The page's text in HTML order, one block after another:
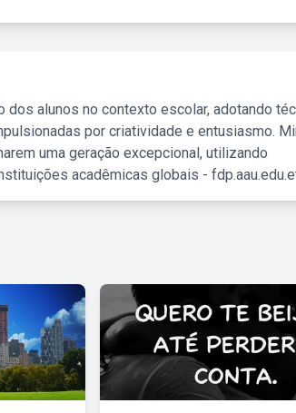
alunos no contexto escolar, adotando
por criatividade e entusiasmo.
uma geração excepcional, utilizando
acadêmicas globais -